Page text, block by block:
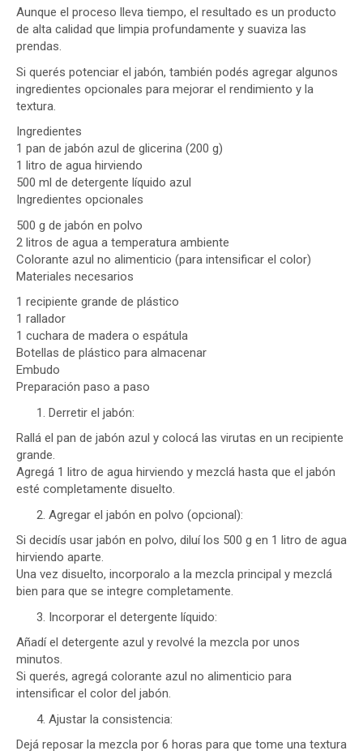
Aunque el proceso lleva tiempo, el resultado es un producto
de alta calidad que limpia profundamente y suaviza las
prendas.
Si querés potenciar el jabón, también podés agregar algunos
ingredientes opcionales para mejorar el rendimiento y la
textura.
Ingredientes
1 pan de jabón azul de glicerina (200 g)
1 litro de agua hirviendo
500 ml de detergente líquido azul
Ingredientes opcionales
500 g de jabón en polvo
2 litros de agua a temperatura ambiente
Colorante azul no alimenticio (para intensificar el color)
Materiales necesarios
1 recipiente grande de plástico
1 rallador
1 cuchara de madera o espátula
Botellas de plástico para almacenar
Embudo
Preparación paso a paso
Derretir el jabón:
Rallá el pan de jabón azul y colocá las virutas en un recipiente
grande.
Agregá 1 litro de agua hirviendo y mezclá hasta que el jabón
esté completamente disuelto.
Agregar el jabón en polvo (opcional):
Si decidís usar jabón en polvo, diluí los 500 g en 1 litro de agua
hirviendo aparte.
Una vez disuelto, incorporalo a la mezcla principal y mezclá
bien para que se integre completamente.
Incorporar el detergente líquido:
Añadí el detergente azul y revolvé la mezcla por unos
minutos.
Si querés, agregá colorante azul no alimenticio para
intensificar el color del jabón.
Ajustar la consistencia:
Dejá reposar la mezcla por 6 horas para que tome una textura